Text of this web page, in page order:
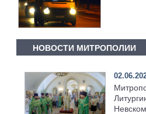
НОВОСТИ МИТРОПОЛИИ